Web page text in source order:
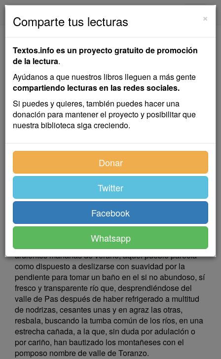
La Visita de los
Marqueses
Vicente Riva Palacio
Cuento
Con decir que era el día de la fiesta titular del pueblo,
está dicho todo: porque aquélla era la romería más
concurrida y más famosa de los contornos, y aquel
pueblo uno de los más fértiles y pintorescos de la
montaña de Santander.
Sentado en la pendiente de una loma, con sus casas
dispersas y ocultas entre cajigas, castaños, nogales y
cerezos, semejaba, más bien que un pueblo con
arbolado, un bosque con casas. A lo lejos, y en las
ardientes mañanas de verano, aquel pueblo parecía
como dispuesto a deslizarse con suavidad por la
pendiente para tomar un baño en el si no abundoso, sí
fresco y transparente río que, desprendiéndose del
valle de Pas después de haber refrigerado a multitud
de nodrizas, cesantes unas y en agraz las otras,
resbala, buscando la tumba común de los ríos, en una
estrecha cañada, a la que, sin duda por adulación o
por cariño, han bautizado los montañeses con el
pomposo nombre de valle de Toranzo.
×
Comparte tus lecturas
Textos.info es un proyecto gratuito de promoción
de la lectura.
Ayúdanos a que nuestros libros lleguen a más gente
compartiendo lecturas en las redes sociales.
Si puedes y quieres, también puedes hacer una
donación para mantener el proyecto y posibilitar que
nuestra biblioteca siga creciendo.
Donar
Twitter
Facebook
Whatsapp